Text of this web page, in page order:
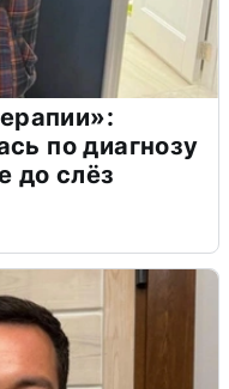
по диагнозу
до слёз